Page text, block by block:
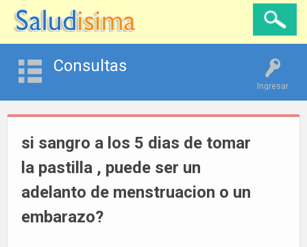
Ingresar
Consultas
si sangro a los 5 dias de tomar
la pastilla , puede ser un
adelanto de menstruacion o un
embarazo?